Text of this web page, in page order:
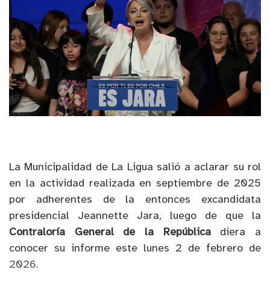
La Municipalidad de La Ligua salió a aclarar su rol
en la actividad realizada en septiembre de 2025
por adherentes de la entonces excandidata
presidencial Jeannette Jara, luego de que la
Contraloría General de la Repúblicadiera a
conocer su informe este lunes 2 de febrero de
2026.